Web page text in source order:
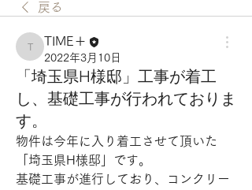
戻る
TIME＋
TIME＋
2022年3月10日
「埼玉県H様邸」工事が着工
し、基礎工事が行われておりま
す。
物件は今年に入り着工させて頂いた
「埼玉県H様邸」です。
基礎工事が進行しており、コンクリー